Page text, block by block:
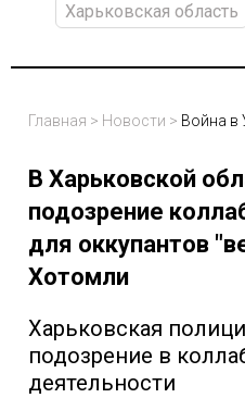
Харьковская область
Главная > Новости > Война в
В Харьковской
подозрение
для оккупантов
Хотомли
Харьковская
подозрение в
деятельности